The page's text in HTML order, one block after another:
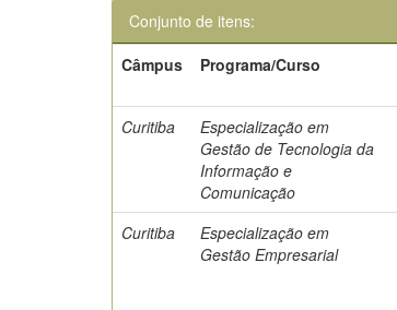
Conjunto de itens:
Câmpus
Programa/Curso
Curitiba
Especialização em
Gestão de Tecnologia da
Informação e
Comunicação
Curitiba
Especialização em
Gestão Empresarial